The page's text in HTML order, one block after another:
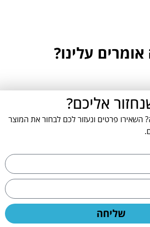
עלינו?
אליכם?
השאירו פרטים ונעזור לכם לבחור את המוצר
שליחה